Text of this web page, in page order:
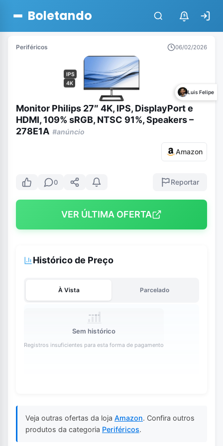
Boletando $
Periféricos 06/02/2026
IPS
4K
Luis Felipe
Monitor Philips 27″ 4K, IPS, DisplayPort e
HDMI, 109% sRGB, NTSC 91%, Speakers –
278E1A #anúncio
Amazon
0 Reportar
VER ÚLTIMA OFERTA
Histórico de Preço
À Vista Parcelado
Sem histórico
Registros insuficientes para esta forma de pagamento
Veja outras ofertas da loja Amazon. Confira outros
produtos da categoria Periféricos.